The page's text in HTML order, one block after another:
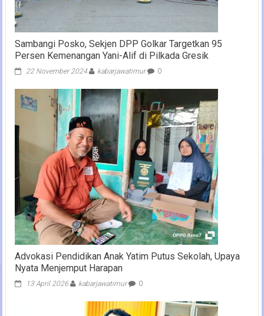
Sambangi Posko, Sekjen DPP Golkar Targetkan 95
Persen Kemenangan Yani-Alif di Pilkada Gresik
22 November 2024 kabarjawatimur 0
Advokasi Pendidikan Anak Yatim Putus Sekolah, Upaya
Nyata Menjemput Harapan
13 April 2026 kabarjawatimur 0